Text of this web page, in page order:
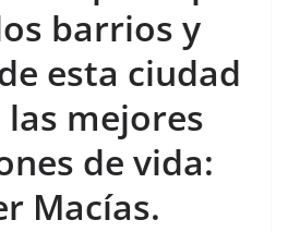
s
A
p
p
e
n
g
er
gr
a
m
p
ar
tir
barrios y
esta ciudad
mejores
de vida:
Macías.